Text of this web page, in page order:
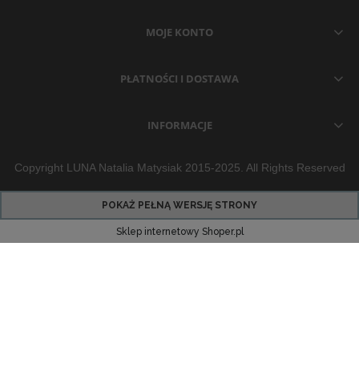
MOJE KONTO
PŁATNOŚCI I DOSTAWA
INFORMACJE
Copyright LUNA Natalia Matysiak 2015-2025. All Rights Reserved
POKAŻ PEŁNĄ WERSJĘ STRONY
Sklep internetowy Shoper.pl